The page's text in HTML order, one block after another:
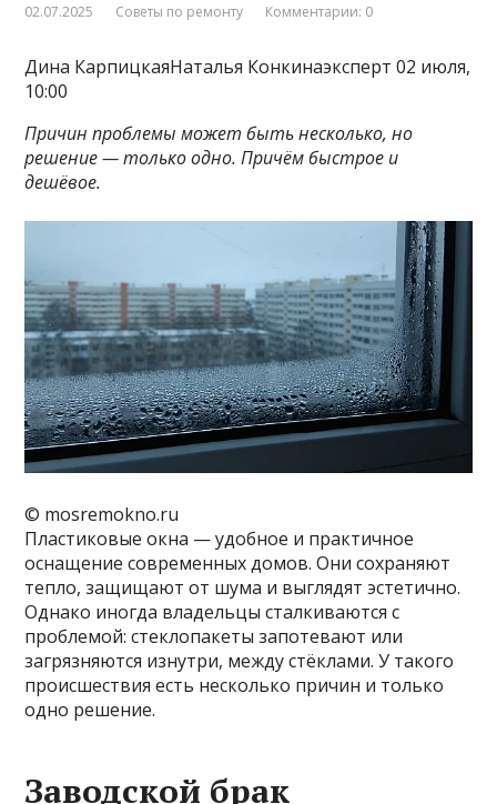
02.07.2025 Советы по ремонту Комментарии: 0
Дина КарпицкаяНаталья Конкинаэксперт 02 июля,
10:00
Причин проблемы может быть несколько, но
решение — только одно. Причём быстрое и
дешёвое.
© mosremokno.ru
Пластиковые окна — удобное и практичное
оснащение современных домов. Они сохраняют
тепло, защищают от шума и выглядят эстетично.
Однако иногда владельцы сталкиваются с
проблемой: стеклопакеты запотевают или
загрязняются изнутри, между стёклами. У такого
происшествия есть несколько причин и только
одно решение.
Заводской брак